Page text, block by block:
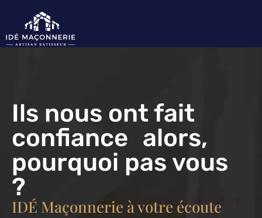
Ils nous ont fait
confiance alors,
pourquoi pas vous
?
IDÉ Maçonnerie à votre écoute